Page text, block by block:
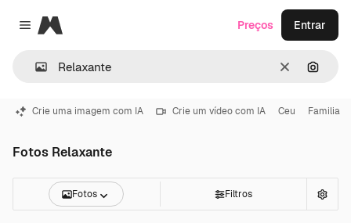
Close menu
Magnific
Limpar
Preços Entrar
Crie uma imagem com IA Crie um vídeo com IA Ceu Familia
Fotos Relaxante
Fotos Filtros